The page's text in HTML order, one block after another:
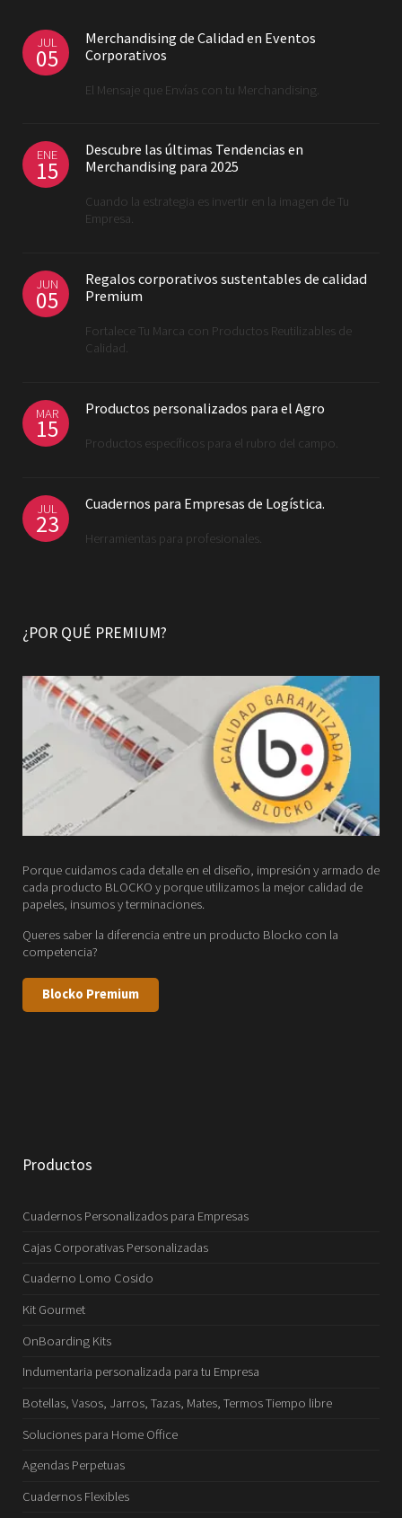
JUL
05
Merchandising de Calidad en Eventos
Corporativos
El Mensaje que Envías con tu Merchandising.
ENE
15
Descubre las últimas Tendencias en
Merchandising para 2025
Cuando la estrategia es invertir en la imagen de Tu
Empresa.
JUN
05
Regalos corporativos sustentables de calidad
Premium
Fortalece Tu Marca con Productos Reutilizables de
Calidad.
MAR
15
Productos personalizados para el Agro
Productos específicos para el rubro del campo.
JUL
23
Cuadernos para Empresas de Logística.
Herramientas para profesionales.
¿POR QUÉ PREMIUM?
Porque cuidamos cada detalle en el diseño, impresión y armado de
cada producto BLOCKO y porque utilizamos la mejor calidad de
papeles, insumos y terminaciones.
Queres saber la diferencia entre un producto Blocko con la
competencia?
Blocko Premium
Productos
Cuadernos Personalizados para Empresas
Cajas Corporativas Personalizadas
Cuaderno Lomo Cosido
Kit Gourmet
OnBoarding Kits
Indumentaria personalizada para tu Empresa
Botellas, Vasos, Jarros, Tazas, Mates, Termos Tiempo libre
Soluciones para Home Office
Agendas Perpetuas
Cuadernos Flexibles